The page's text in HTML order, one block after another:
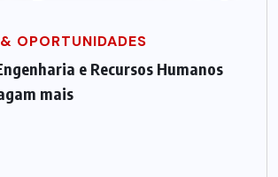
OPORTUNIDADES
e Recursos Humanos
mais